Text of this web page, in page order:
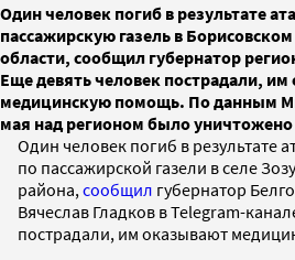
Один человек погиб в результате
пассажирскую газель в
области, сообщил губернатор
Еще девять человек пострадали,
медицинскую помощь. По данным
мая над регионом было
Один человек погиб в результате
по пассажирской газели в селе
района, сообщил губернатор
Вячеслав Гладков в Telegram-
пострадали, им оказывают